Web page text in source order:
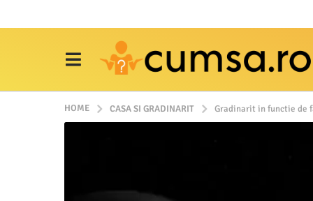
HOME CASA SI GRADINARIT Gradinarit in functie de